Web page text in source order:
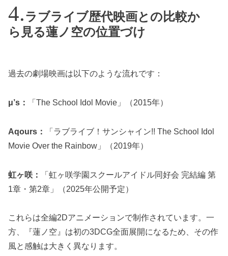
ラブライブ歴代映画との比較か
ら見る蓮ノ空の位置づけ
過去の劇場映画は以下のような流れです：
μ’s： 「The School Idol Movie」（2015年）
Aqours：
「ラブライブ！サンシャイン!! The School Idol
Movie Over the Rainbow」（2019年）
虹ヶ咲：
「虹ヶ咲学園スクールアイドル同好会 完結編 第
1章・第2章」（2025年公開予定）
これらは全編2Dアニメーションで制作されています。一
方、『蓮ノ空』は初の3DCG全面展開になるため、その作
風と感触は大きく異なります。